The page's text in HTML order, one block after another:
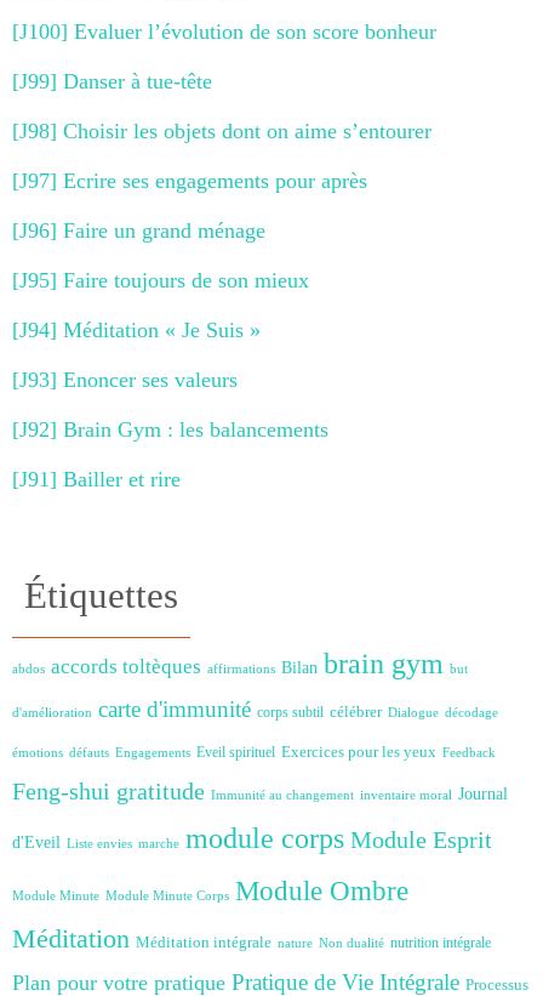
[J100] Evaluer l’évolution de son score bonheur
[J99] Danser à tue-tête
[J98] Choisir les objets dont on aime s’entourer
[J97] Ecrire ses engagements pour après
[J96] Faire un grand ménage
[J95] Faire toujours de son mieux
[J94] Méditation « Je Suis »
[J93] Enoncer ses valeurs
[J92] Brain Gym : les balancements
[J91] Bailler et rire
Étiquettes
abdos accords toltèques affirmations Bilan brain gym but
d'amélioration carte d'immunité corps subtil célébrer Dialogue décodage
émotions défauts Engagements Eveil spirituel Exercices pour les yeux Feedback
Feng-shui gratitude Immunité au changement inventaire moral Journal
d'Eveil Liste envies marche module corps Module Esprit
Module Minute Module Minute Corps Module Ombre
Méditation Méditation intégrale nature Non dualité nutrition intégrale
Plan pour votre pratique Pratique de Vie Intégrale Processus